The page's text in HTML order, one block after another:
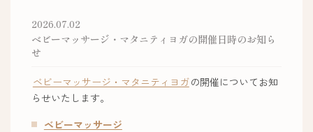
2026.07.02
ベビーマッサージ・マタニティヨガの開催日時のお知ら
せ
ベビーマッサージ・マタニティヨガの開催についてお知
らせいたします。
ベビーマッサージ